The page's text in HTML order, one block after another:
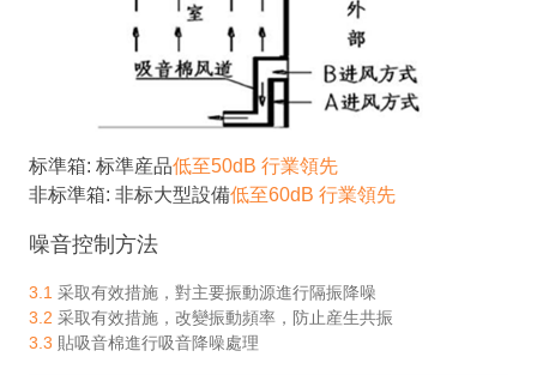
标準箱: 标準産品低至50dB 行業領先
非标準箱: 非标大型設備低至60dB 行業領先
噪音控制方法
3.1 采取有效措施，對主要振動源進行隔振降噪
3.2 采取有效措施，改變振動頻率，防止産生共振
3.3 貼吸音棉進行吸音降噪處理